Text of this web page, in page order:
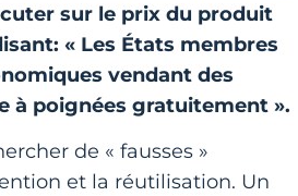
sur le prix du produit
« Les États membres
vendant des
à poignées gratuitement ».
de « fausses »
et la réutilisation. Un